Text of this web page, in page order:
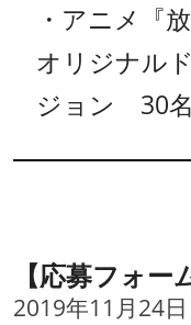
・アニメ『
オリジナル
ジョン 30
【応募フォー
2019年11月24